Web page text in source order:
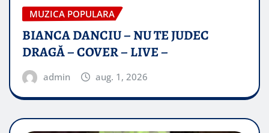
MUZICA POPULARA
BIANCA DANCIU – NU TE JUDEC
DRAGĂ – COVER – LIVE –
admin aug. 1, 2026